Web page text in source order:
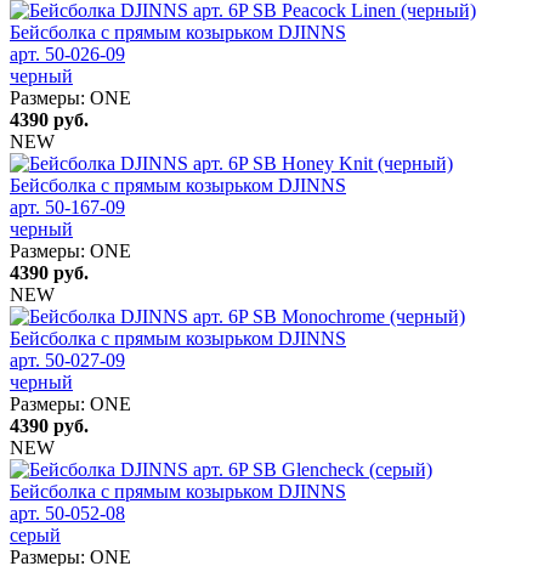
Бейсболка с прямым козырьком DJINNS
арт. 50-026-09
черный
Размеры: ONE
4390 руб.
NEW
Бейсболка с прямым козырьком DJINNS
арт. 50-167-09
черный
Размеры: ONE
4390 руб.
NEW
Бейсболка с прямым козырьком DJINNS
арт. 50-027-09
черный
Размеры: ONE
4390 руб.
NEW
Бейсболка с прямым козырьком DJINNS
арт. 50-052-08
серый
Размеры: ONE